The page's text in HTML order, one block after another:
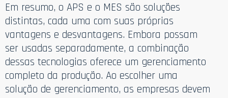
Em resumo, o APS e o MES são soluções
distintas, cada uma com suas próprias
vantagens e desvantagens. Embora possam
ser usadas separadamente, a combinação
dessas tecnologias oferece um gerenciamento
completo da produção. Ao escolher uma
solução de gerenciamento, as empresas devem